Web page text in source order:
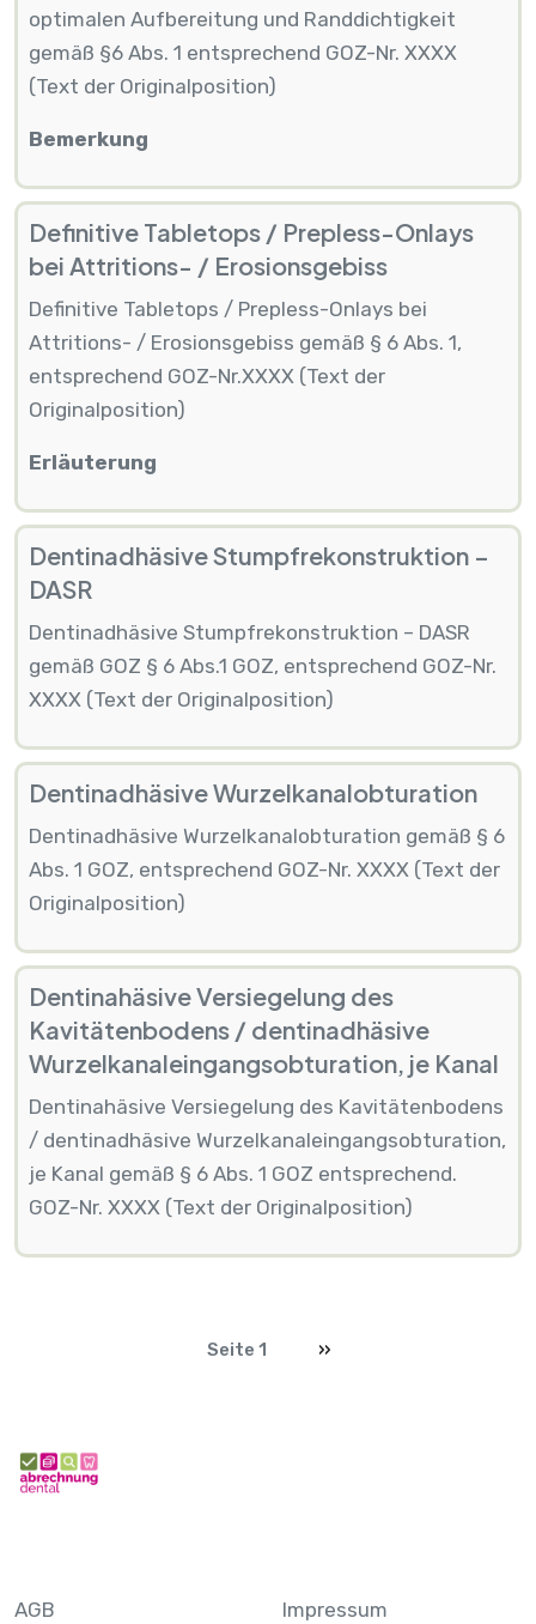
optimalen Aufbereitung und Randdichtigkeit
gemäß §6 Abs. 1 entsprechend GOZ-Nr. XXXX
(Text der Originalposition)
Bemerkung
Definitive Tabletops / Prepless-Onlays
bei Attritions- / Erosionsgebiss
Definitive Tabletops / Prepless-Onlays bei
Attritions- / Erosionsgebiss gemäß § 6 Abs. 1,
entsprechend GOZ-Nr.XXXX (Text der
Originalposition)
Erläuterung
Dentinadhäsive Stumpfrekonstruktion –
DASR
Dentinadhäsive Stumpfrekonstruktion – DASR
gemäß GOZ § 6 Abs.1 GOZ, entsprechend GOZ-Nr.
XXXX (Text der Originalposition)
Dentinadhäsive Wurzelkanalobturation
Dentinadhäsive Wurzelkanalobturation gemäß § 6
Abs. 1 GOZ, entsprechend GOZ-Nr. XXXX (Text der
Originalposition)
Dentinahäsive Versiegelung des
Kavitätenbodens / dentinadhäsive
Wurzelkanaleingangsobturation, je Kanal
Dentinahäsive Versiegelung des Kavitätenbodens
/ dentinadhäsive Wurzelkanaleingangsobturation,
je Kanal gemäß § 6 Abs. 1 GOZ entsprechend.
GOZ-Nr. XXXX (Text der Originalposition)
Seite 1 Nächste Seite
››
AGB Impressum